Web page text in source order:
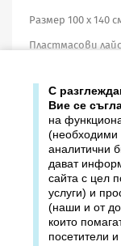
Размер 100 х 140
Пластмасови
Продукти
Издателство
С
Вие се
на
(необходими
аналитични
дават
сайта с цел
услуги) и
(наши и от
които
посетители